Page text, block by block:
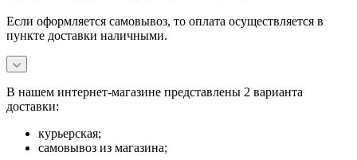
Если оформляется самовывоз, то оплата осуществляется в
пункте доставки наличными.
В нашем интернет-магазине представлены 2 варианта
доставки:
курьерская;
самовывоз из магазина;